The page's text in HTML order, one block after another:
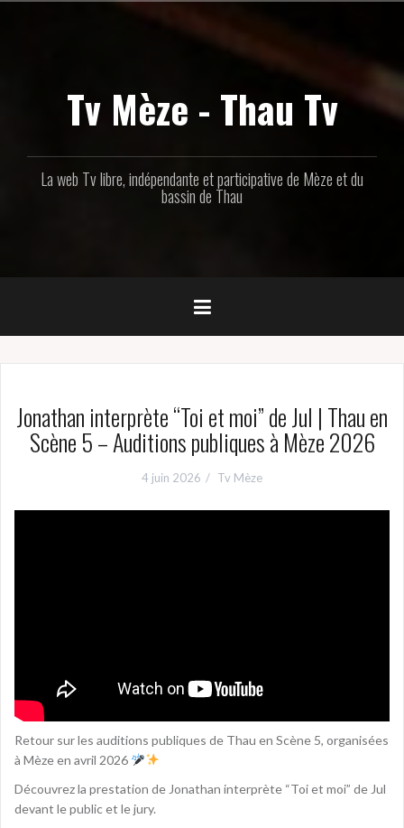
Tv Mèze - Thau Tv
La web Tv libre, indépendante et participative de Mèze et du
bassin de Thau
Jonathan interprète “Toi et moi” de Jul | Thau en
Scène 5 – Auditions publiques à Mèze 2026
4 juin 2026 Tv Mèze
Retour sur les auditions publiques de Thau en Scène 5, organisées
à Mèze en avril 2026
Découvrez la prestation de Jonathan interprète “Toi et moi” de Jul
devant le public et le jury.